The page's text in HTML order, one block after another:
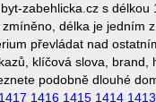
zabehlicka.cz s
délka je jedním
převládat nad
klíčová slova, brand,
podobně dlouhé
1417 1416 1415 1414 1413